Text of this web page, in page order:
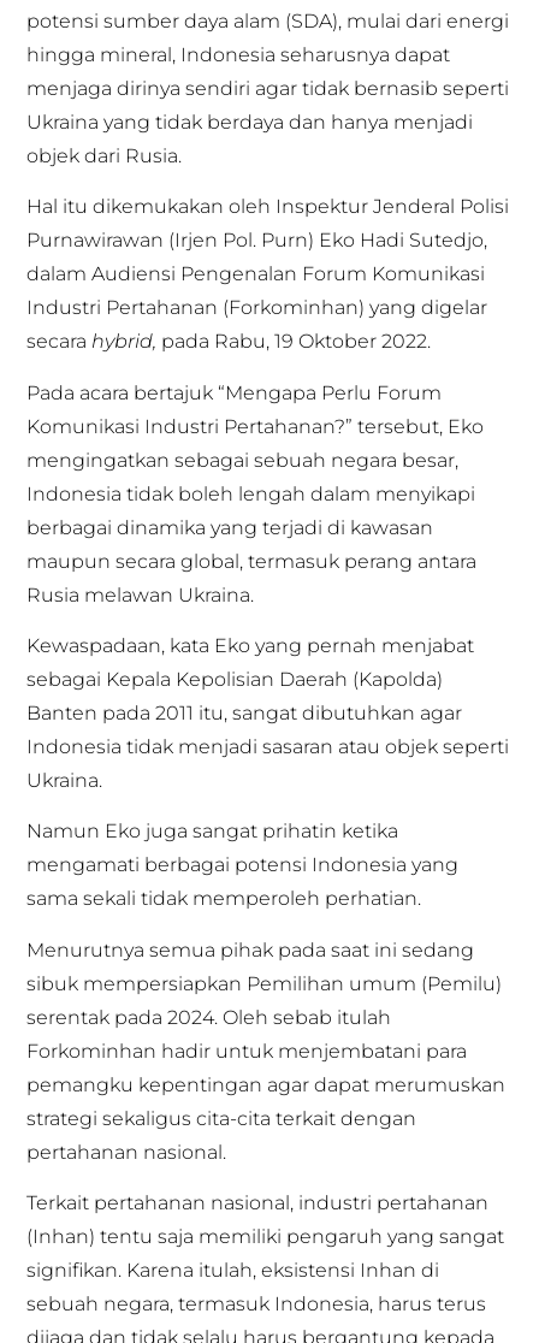
potensi sumber daya alam (SDA), mulai dari energi
hingga mineral, Indonesia seharusnya dapat
menjaga dirinya sendiri agar tidak bernasib seperti
Ukraina yang tidak berdaya dan hanya menjadi
objek dari Rusia.
Hal itu dikemukakan oleh Inspektur Jenderal Polisi
Purnawirawan (Irjen Pol. Purn) Eko Hadi Sutedjo,
dalam Audiensi Pengenalan Forum Komunikasi
Industri Pertahanan (Forkominhan) yang digelar
secara hybrid, pada Rabu, 19 Oktober 2022.
Pada acara bertajuk “Mengapa Perlu Forum
Komunikasi Industri Pertahanan?” tersebut, Eko
mengingatkan sebagai sebuah negara besar,
Indonesia tidak boleh lengah dalam menyikapi
berbagai dinamika yang terjadi di kawasan
maupun secara global, termasuk perang antara
Rusia melawan Ukraina.
Kewaspadaan, kata Eko yang pernah menjabat
sebagai Kepala Kepolisian Daerah (Kapolda)
Banten pada 2011 itu, sangat dibutuhkan agar
Indonesia tidak menjadi sasaran atau objek seperti
Ukraina.
Namun Eko juga sangat prihatin ketika
mengamati berbagai potensi Indonesia yang
sama sekali tidak memperoleh perhatian.
Menurutnya semua pihak pada saat ini sedang
sibuk mempersiapkan Pemilihan umum (Pemilu)
serentak pada 2024. Oleh sebab itulah
Forkominhan hadir untuk menjembatani para
pemangku kepentingan agar dapat merumuskan
strategi sekaligus cita-cita terkait dengan
pertahanan nasional.
Terkait pertahanan nasional, industri pertahanan
(Inhan) tentu saja memiliki pengaruh yang sangat
signifikan. Karena itulah, eksistensi Inhan di
sebuah negara, termasuk Indonesia, harus terus
dijaga dan tidak selalu harus bergantung kepada